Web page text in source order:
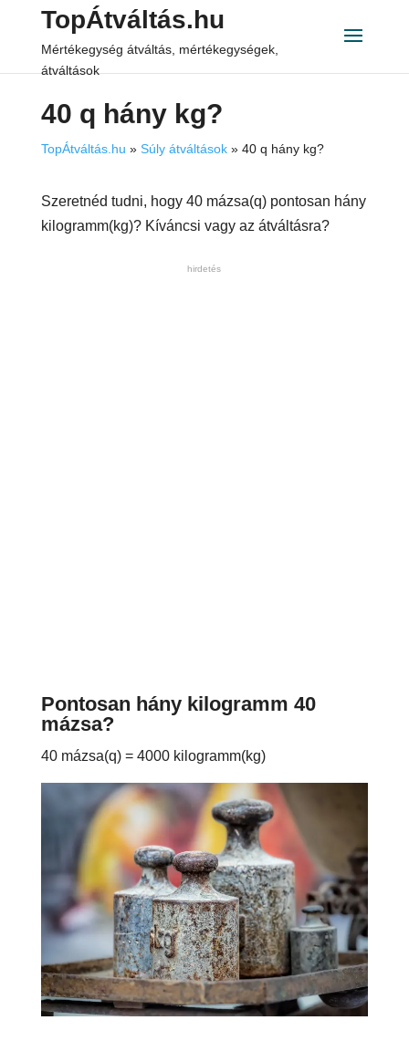
TopÁtváltás.hu
Mértékegység átváltás, mértékegységek,
átváltások
40 q hány kg?
TopÁtváltás.hu » Súly átváltások» 40 q hány kg?
Szeretnéd tudni, hogy 40 mázsa(q) pontosan hány
kilogramm(kg)? Kíváncsi vagy az átváltásra?
hirdetés
Pontosan hány kilogramm 40
mázsa?
40 mázsa(q) = 4000 kilogramm(kg)